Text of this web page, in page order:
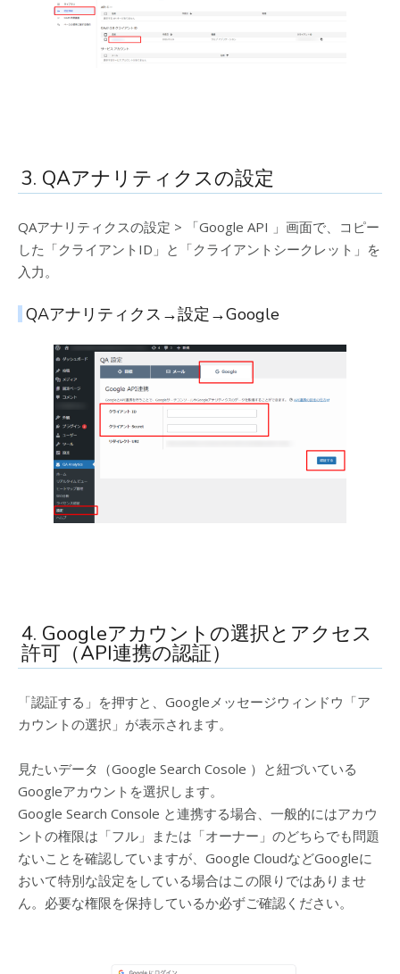
3. QAアナリティクスの設定
QAアナリティクスの設定 > 「Google API 」画面で、コピー
した「クライアントID」と「クライアントシークレット」を
入力。
QAアナリティクス→設定→Google
4. Googleアカウントの選択とアクセス
許可（API連携の認証）
「認証する」を押すと、Googleメッセージウィンドウ「ア
カウントの選択」が表示されます。
見たいデータ（Google Search Cosole ）と紐づいている
Googleアカウントを選択します。
Google Search Console と連携する場合、一般的にはアカウ
ントの権限は「フル」または「オーナー」のどちらでも問題
ないことを確認していますが、Google CloudなどGoogleに
おいて特別な設定をしている場合はこの限りではありませ
ん。必要な権限を保持しているか必ずご確認ください。